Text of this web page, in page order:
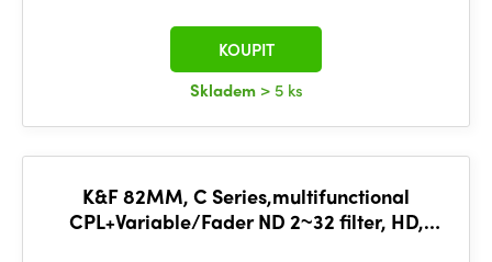
Skladem > 5 ks
KOUPIT
K&F 82MM, C Series,multifunctional
CPL+Variable/Fader ND 2~32 filter, HD,